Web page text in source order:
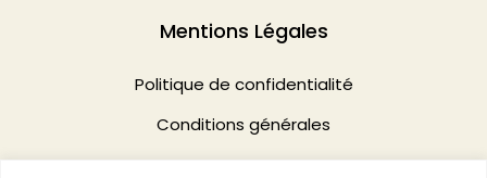
Mentions Légales
Politique de confidentialité
Conditions générales